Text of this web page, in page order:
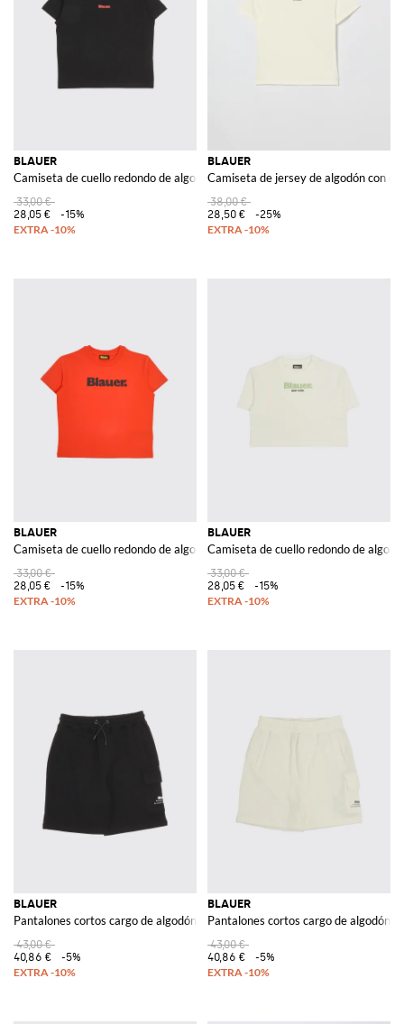
BLAUER
Camiseta de cuello redondo de algodón elástico con logo
33,00 €
28,05 €
-15%
BLAUER
Camiseta de jersey de algodón con
38,00 €
28,50 €
-25%
BLAUER
Camiseta de cuello redondo de algodón elástico
33,00 €
28,05 €
-15%
BLAUER
Camiseta de cuello redondo de
33,00 €
28,05 €
-15%
BLAUER
Pantalones cortos cargo de algodón
43,00 €
40,86 €
-5%
BLAUER
Pantalones cortos cargo de algodón
43,00 €
40,86 €
-5%